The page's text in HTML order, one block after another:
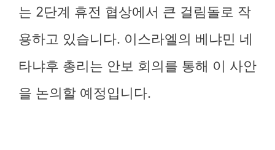
는 2단계 휴전 협상에서 큰 걸림돌로 작
용하고 있습니다. 이스라엘의 베냐민 네
타냐후 총리는 안보 회의를 통해 이 사안
을 논의할 예정입니다.